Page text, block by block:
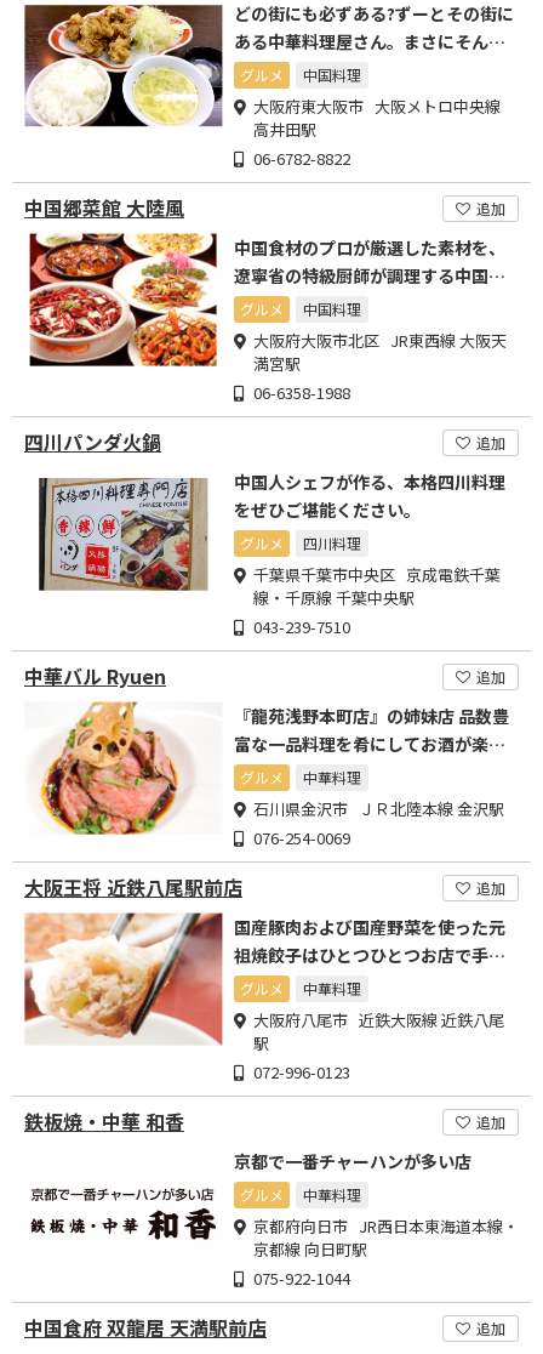
どの街にも必ずある?ずーとその街に
ある中華料理屋さん。まさにそんな
感じの美味しいお店です!
グルメ 中国料理
大阪府東大阪市 大阪メトロ中央線
高井田駅
06-6782-8822
中国郷菜館 大陸風 追加
中国食材のプロが厳選した素材を、
遼寧省の特級厨師が調理する中国料
理店です。
グルメ 中国料理
大阪府大阪市北区 JR東西線 大阪天
満宮駅
06-6358-1988
四川パンダ火鍋 追加
中国人シェフが作る、本格四川料理
をぜひご堪能ください。
グルメ 四川料理
千葉県千葉市中央区 京成電鉄千葉
線・千原線 千葉中央駅
043-239-7510
中華バル Ryuen 追加
『龍苑浅野本町店』の姉妹店 品数豊
富な一品料理を肴にしてお酒が楽し
める中華バル
グルメ 中華料理
石川県金沢市 ＪＲ北陸本線 金沢駅
076-254-0069
大阪王将 近鉄八尾駅前店 追加
国産豚肉および国産野菜を使った元
祖焼餃子はひとつひとつお店で手包
みしています。
グルメ 中華料理
大阪府八尾市 近鉄大阪線 近鉄八尾
駅
072-996-0123
鉄板焼・中華 和香 追加
京都で一番チャーハンが多い店
グルメ 中華料理
京都府向日市 JR西日本東海道本線・
京都線 向日町駅
075-922-1044
中国食府 双龍居 天満駅前店 追加